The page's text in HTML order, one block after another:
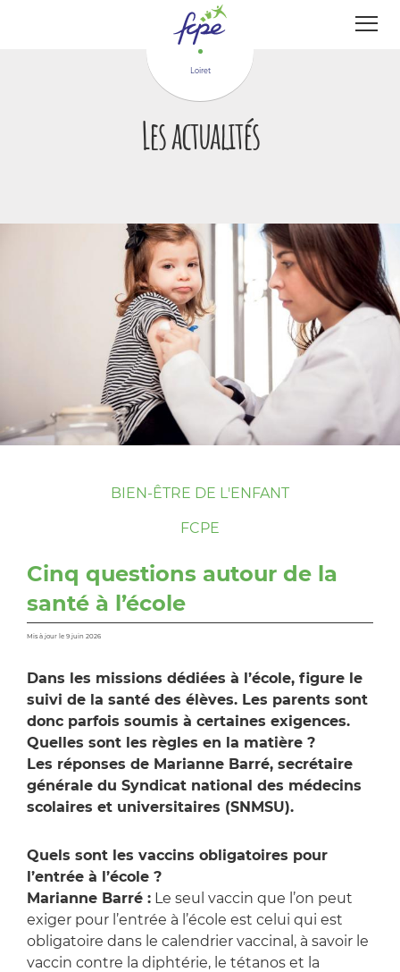
Loiret
Les actualités
BIEN-ÊTRE DE L'ENFANT
FCPE
Cinq questions autour de la
santé à l’école
Mis à jour le 9 juin 2026
Dans les missions dédiées à l’école, figure le
suivi de la santé des élèves. Les parents sont
donc parfois soumis à certaines exigences.
Quelles sont les règles en la matière ?
Les réponses de Marianne Barré, secrétaire
générale du Syndicat national des médecins
scolaires et universitaires (SNMSU).
Quels sont les vaccins obligatoires pour
l’entrée à l’école ?
Marianne Barré : Le seul vaccin que l’on peut
exiger pour l’entrée à l’école est celui qui est
obligatoire dans le calendrier vaccinal, à savoir le
vaccin contre la diphtérie, le tétanos et la
Panneau de gestion des cookies